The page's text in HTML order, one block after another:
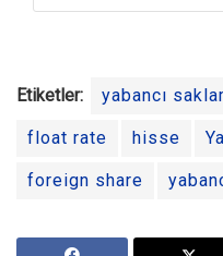
Etiketler: yabancı
float rate hisse
foreign share